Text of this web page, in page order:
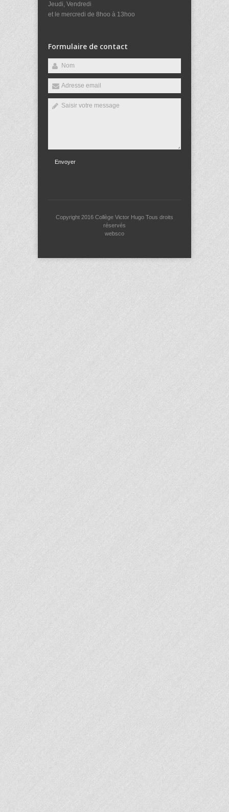
Jeudi, Vendredi
et le mercredi de 8hoo à 13hoo
Formulaire de contact
Envoyer
Copyright 2016 Collège Victor Hugo Tous droits
réservés
websco